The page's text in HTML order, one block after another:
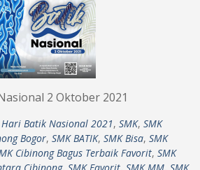
2 Oktober 2021
Batik Nasional 2021, SMK, SMK
Bogor, SMK BATIK, SMK Bisa, SMK
Cibinong Bagus Terbaik Favorit, SMK
Cibinong, SMK Favorit, SMK MM, SMK